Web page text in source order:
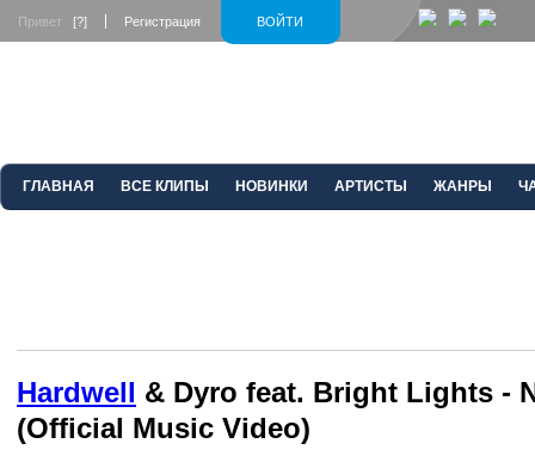
ВОЙТИ
Привет [?] Регистрация
ГЛАВНАЯ ВСЕ КЛИПЫ НОВИНКИ АРТИСТЫ ЖАНРЫ
Hardwell & Dyro feat. Bright Lights -
(Official Music Video)